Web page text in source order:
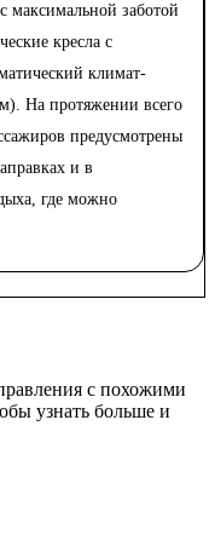
максимальной заботой
кресла с
климат-
На протяжении всего
предусмотрены
и в
где можно
с похожими
узнать больше и